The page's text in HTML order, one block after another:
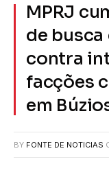
MPRJ
de busca
contra
facções
em
BY FONTE DE NOTICIAS